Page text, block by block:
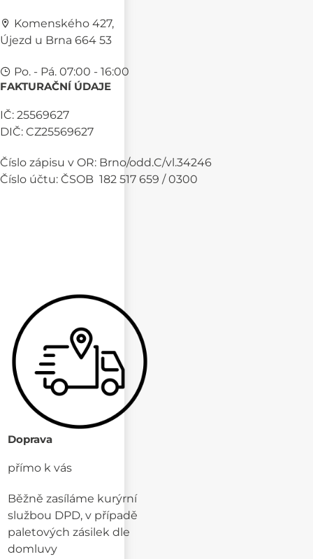
Komenského 427,
Újezd u Brna 664 53
Po. - Pá. 07:00 - 16:00
FAKTURAČNÍ ÚDAJE
IČ: 25569627
DIČ: CZ25569627
Číslo zápisu v OR: Brno/odd.C/vl.34246
Číslo účtu: ČSOB 182 517 659 / 0300
Doprava
přímo k vás
Běžně zasíláme kurýrní
službou DPD, v případě
paletových zásilek dle
domluvy